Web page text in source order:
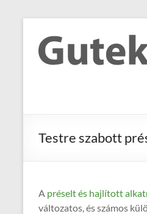
content
Gutekunst
Informationen
und
Wissenswertes
Testre szabott
A préselt és hajlított
változatos, és számos